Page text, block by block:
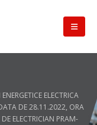
ELECTRICA
DE 28.11.2022, ORA
ELECTRICIAN PRAM-